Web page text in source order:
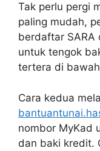
Tak perlu pergi
paling mudah,
berdaftar SARA
untuk tengok
tertera di
Cara kedua
nombor MyKad
dan baki kredit.